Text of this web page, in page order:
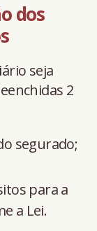
dos
seja
2
segurado;
para a
a Lei.